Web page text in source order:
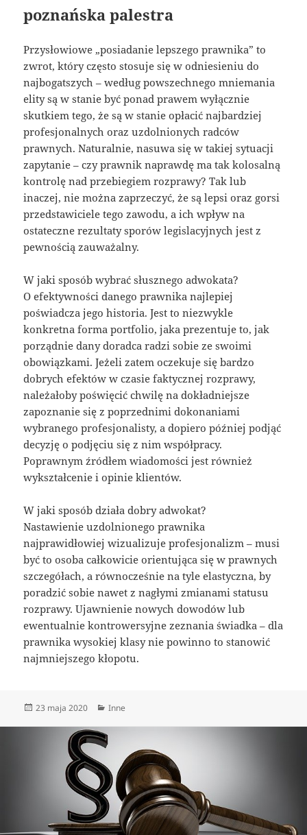
poznańska palestra
Przysłowiowe „posiadanie lepszego prawnika” to
zwrot, który często stosuje się w odniesieniu do
najbogatszych – według powszechnego mniemania
elity są w stanie być ponad prawem wyłącznie
skutkiem tego, że są w stanie opłacić najbardziej
profesjonalnych oraz uzdolnionych radców
prawnych. Naturalnie, nasuwa się w takiej sytuacji
zapytanie – czy prawnik naprawdę ma tak kolosalną
kontrolę nad przebiegiem rozprawy? Tak lub
inaczej, nie można zaprzeczyć, że są lepsi oraz gorsi
przedstawiciele tego zawodu, a ich wpływ na
ostateczne rezultaty sporów legislacyjnych jest z
pewnością zauważalny.
W jaki sposób wybrać słusznego adwokata?
O efektywności danego prawnika najlepiej
poświadcza jego historia. Jest to niezwykle
konkretna forma portfolio, jaka prezentuje to, jak
porządnie dany doradca radzi sobie ze swoimi
obowiązkami. Jeżeli zatem oczekuje się bardzo
dobrych efektów w czasie faktycznej rozprawy,
należałoby poświęcić chwilę na dokładniejsze
zapoznanie się z poprzednimi dokonaniami
wybranego profesjonalisty, a dopiero później podjąć
decyzję o podjęciu się z nim współpracy.
Poprawnym źródłem wiadomości jest również
wykształcenie i opinie klientów.
W jaki sposób działa dobry adwokat?
Nastawienie uzdolnionego prawnika
najprawidłowiej wizualizuje profesjonalizm – musi
być to osoba całkowicie orientująca się w prawnych
szczegółach, a równocześnie na tyle elastyczna, by
poradzić sobie nawet z nagłymi zmianami statusu
rozprawy. Ujawnienie nowych dowodów lub
ewentualnie kontrowersyjne zeznania świadka – dla
prawnika wysokiej klasy nie powinno to stanowić
najmniejszego kłopotu.
Data
23 maja 2020 Kategorie
Inne